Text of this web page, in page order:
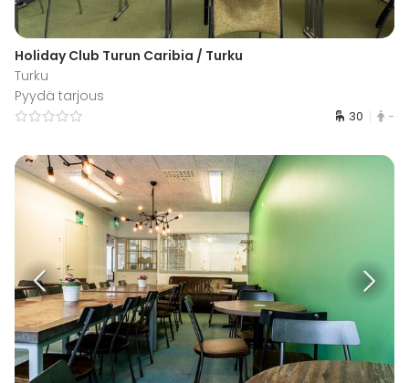
Holiday Club Turun Caribia / Turku
Turku
Pyydä tarjous
30 -